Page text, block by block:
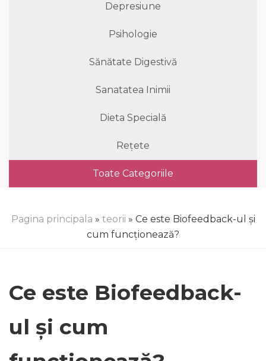
Depresiune
Psihologie
Sănătate Digestivă
Sanatatea Inimii
Dieta Specială
Rețete
Toate Categoriile
Pagina principala » teorii » Ce este Biofeedback-ul și
cum funcționează?
Ce este Biofeedback-
ul și cum